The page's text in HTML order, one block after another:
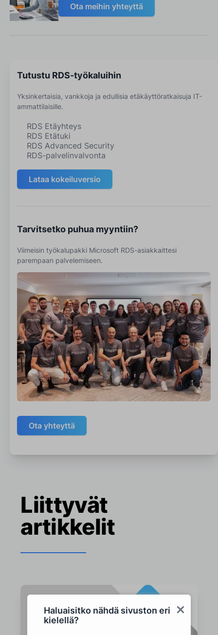
Haluaisitko nähdä sivuston eri
kielellä?
Ota meihin yhteyttä
Tutustu RDS-työkaluihin
Yksinkertaisia, vankkoja ja edullisia etäkäyttöratkaisuja IT-
ammattilaisille.
RDS Etäyhteys
RDS Etätuki
RDS Advanced Security
RDS-palvelinvalvonta
Lataa kokeiluversio
Tarvitsetko puhua myyntiin?
Viimeisin työkalupakki Microsoft RDS-asiakkaittesi
parempaan palvelemiseen.
Ota yhteyttä
Liittyvät
artikkelit